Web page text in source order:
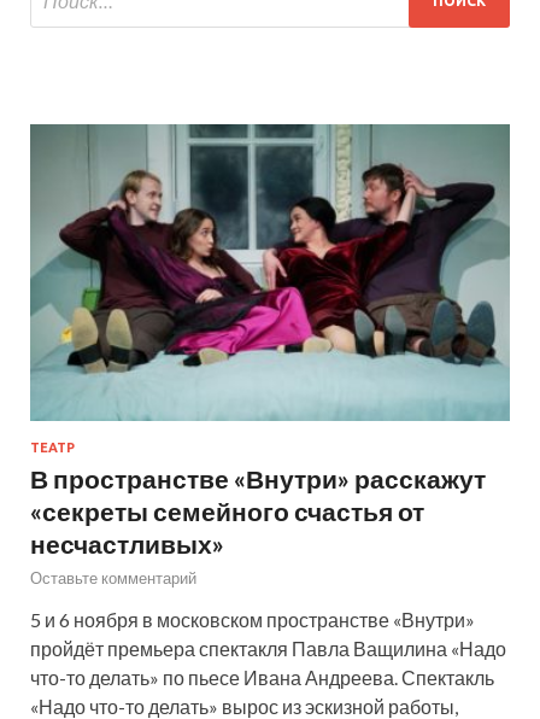
ТЕАТР
В пространстве «Внутри» расскажут
«секреты семейного счастья от
несчастливых»
Оставьте комментарий
5 и 6 ноября в московском пространстве «Внутри»
пройдёт премьера спектакля Павла Ващилина «Надо
что-то делать» по пьесе Ивана Андреева. Спектакль
«Надо что-то делать» вырос из эскизной работы,